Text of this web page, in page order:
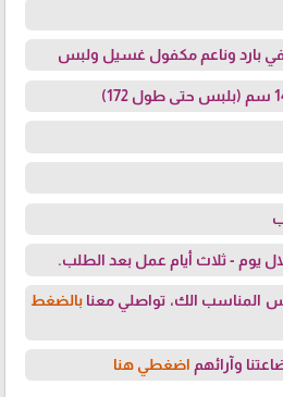
بارد وناعم مكفول غسيل ولبس
يوم - ثلاث أيام عمل بعد الطلب.
المناسب الك، تواصلي معنابالضغط
وآرائهم اضغطي هنا